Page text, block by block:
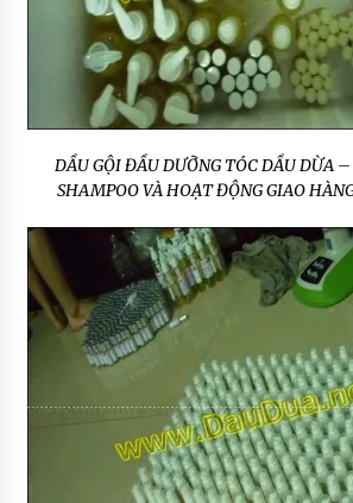
DẦU GỘI ĐẦU DƯỠNG TÓC DẦU DỪA
SHAMPOO VÀ HOẠT ĐỘNG GIAO